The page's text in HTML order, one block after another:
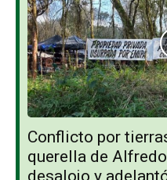
Conflicto por
querella de
desalojo y